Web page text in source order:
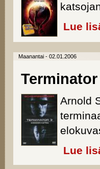
Lue
Maanantai - 02.01.2006
Arnold
Lue